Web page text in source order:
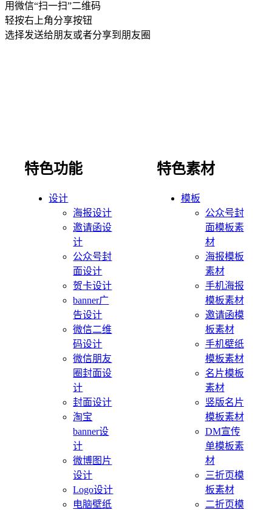
用微信“扫一扫”二维码
轻按右上角分享按钮
选择发送给朋友或者分享到朋友圈
特色功能
设计
海报设计
邀请函设
计
公众号封
面设计
贺卡设计
banner广
告设计
微信二维
码设计
微信朋友
圈封面设
计
封面设计
淘宝
banner设
计
微博图片
设计
Logo设计
电脑壁纸
特色素材
模板
公众号封
面模板素
材
海报模板
素材
手机海报
模板素材
邀请函模
板素材
手机壁纸
模板素材
名片模板
素材
竖版名片
模板素材
DM宣传
单模板素
材
三折页模
板素材
二折页模